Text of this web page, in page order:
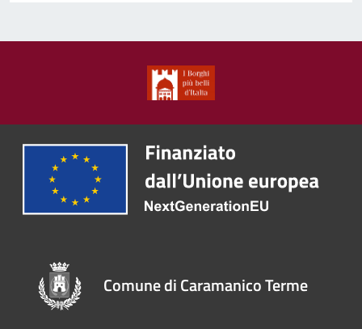
Comune di Caramanico Terme